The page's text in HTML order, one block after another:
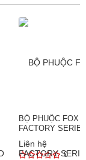
BỘ PHUỘC FOX
FACTORY
(ĐIỀU CHỈNH
Liên hệ
0